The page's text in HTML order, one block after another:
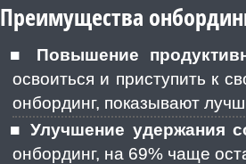
Преимущества
Повышение
освоиться и приступить к
онбординг, показывают
Улучшение удержания
онбординг, на 69% чаще